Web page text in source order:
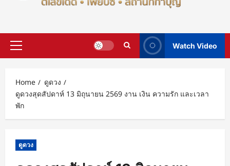
Primary
Watch Video
Home
ดูดวง
ดูดวงสุดสัปดาห์ 13 มิถุนายน 2569 งาน เงิน ความรัก และเวลา
พัก
ดูดวง